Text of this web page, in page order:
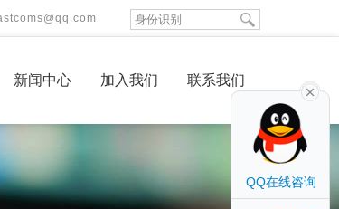
新闻中心 加入我们 联系我们
QQ在线咨询